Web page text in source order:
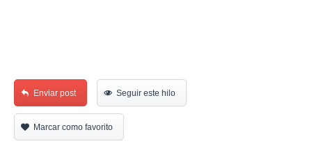
Enviar post Seguir este hilo
Marcar como favorito